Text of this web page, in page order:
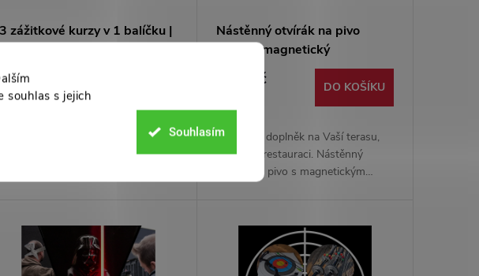
souhlas s jejich
Souhlasím
3 zážitkové kurzy v 1 balíčku |
2 999 Kč
Skladem
Balíček obsahující 3 různé kurzy,
který je určen pro jednotlivce a
minut.
Nástěnný otvírák na pivo
"BEER" magnetický
150 Kč DO KOŠÍKU
Originální doplněk na Vaší terasu,
kuchyně, restauraci. Nástěnný
otvírák na pivo s magnetickým